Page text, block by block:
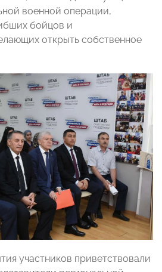
военной операции,
бойцов и
открыть собственное
участников приветствовали